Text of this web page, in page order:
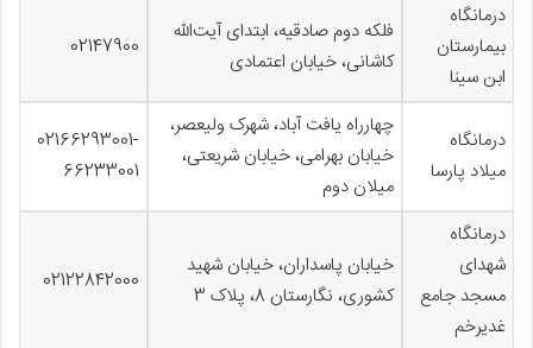
درمانگاه
بیمارستان
ابن سینا
فلکه دوم صادقیه، ابتدای آیت‌الله
کاشانی، خیابان اعتمادی
02147900
درمانگاه
میلاد پارسا
چهارراه یافت آباد، شهرک ولیعصر،
خیابان بهرامی، خیابان شریعتی،
میلان دوم
02166293001-
66233001
درمانگاه
شهدای
مسجد جامع
غدیرخم
خیابان پاسداران، خیابان شهید
کشوری، نگارستان 8، پلاک 3
02122842000